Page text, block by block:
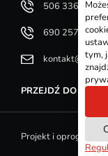
506 336 320
690 257 092
PRZEJDŹ DO
Projekt i
tym,